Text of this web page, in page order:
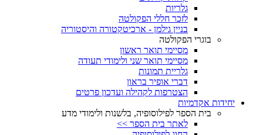
גלריות
לזכר חללי הפקולטה
בניין גילמן - ארכיטקטורה והיסטוריה
בוגרי הפקולטה
מסיימי תואר ראשון
מסיימי תואר שני ולימודי תעודה
גלריית תמונות
דברי אופיר בראון
הצטרפות לקהילה ועדכון פרטים
יחידות אקדמיות
בית הספר לפילוסופיה, בלשנות ולימודי מדע
לאתר בית הספר >>